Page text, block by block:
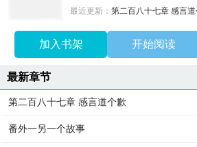
最近更新：第二百八十七章 感言道
加入书架 开始阅读
最新章节
第二百八十七章 感言道个歉
番外一另一个故事